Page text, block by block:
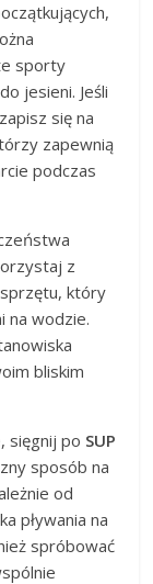
sporty
jesieni. Jeśli
się na
zapewnią
podczas
z
który
na wodzie.
bliskim
sięgnij po SUP
sposób na
od
pływania na
spróbować